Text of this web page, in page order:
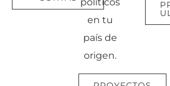
en tu
país de
origen.